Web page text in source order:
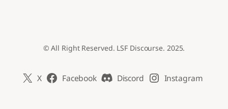
© All Right Reserved. LSF Discourse. 2025.
X Facebook Discord Instagram